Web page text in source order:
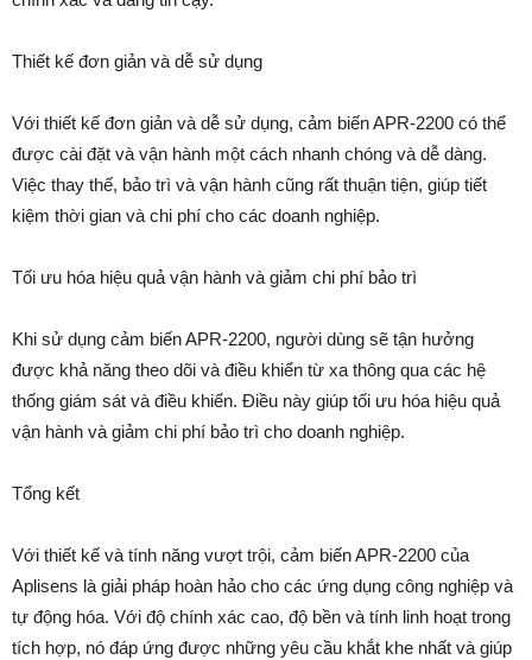
Thiết kế đơn giản và dễ sử dụng
Với thiết kế đơn giản và dễ sử dụng, cảm biến APR-2200 có thể
được cài đặt và vận hành một cách nhanh chóng và dễ dàng.
Việc thay thế, bảo trì và vận hành cũng rất thuận tiện, giúp tiết
kiệm thời gian và chi phí cho các doanh nghiệp.
Tối ưu hóa hiệu quả vận hành và giảm chi phí bảo trì
Khi sử dụng cảm biến APR-2200, người dùng sẽ tận hưởng
được khả năng theo dõi và điều khiển từ xa thông qua các hệ
thống giám sát và điều khiển. Điều này giúp tối ưu hóa hiệu quả
vận hành và giảm chi phí bảo trì cho doanh nghiệp.
Tổng kết
Với thiết kế và tính năng vượt trội, cảm biến APR-2200 của
Aplisens là giải pháp hoàn hảo cho các ứng dụng công nghiệp và
tự động hóa. Với độ chính xác cao, độ bền và tính linh hoạt trong
tích hợp, nó đáp ứng được những yêu cầu khắt khe nhất và giúp